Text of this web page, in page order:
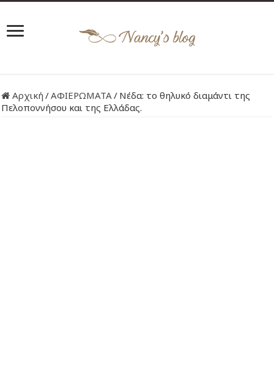
Αρχική /ΑΦΙΕΡΩΜΑΤΑ/ Νέδα: το θηλυκό διαμάντι της
Πελοποννήσου και της Ελλάδας.